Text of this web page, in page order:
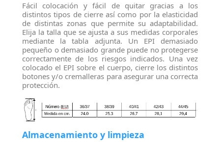
Fácil colocación y fácil de quitar gracias a los
distintos tipos de cierre así como por la elasticidad
de distintas zonas que permite su adaptabilidad.
Elija la talla que se ajusta a sus medidas corporales
mediante la tabla adjunta. Un EPI demasiado
pequeño o demasiado grande puede no protegerse
correctamente de los riesgos indicados. Una vez
colocado el EPI sobre el cuerpo, cierre los distintos
botones y/o cremalleras para asegurar una correcta
protección.
Almacenamiento y limpieza